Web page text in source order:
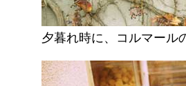
夕暮れ時に、コルマール